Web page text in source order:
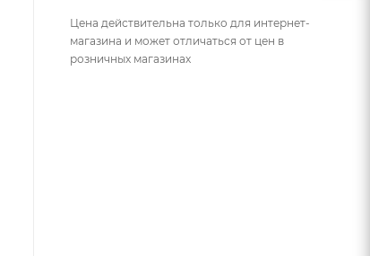
Цена действительна только для интернет-
магазина и может отличаться от цен в
розничных магазинах